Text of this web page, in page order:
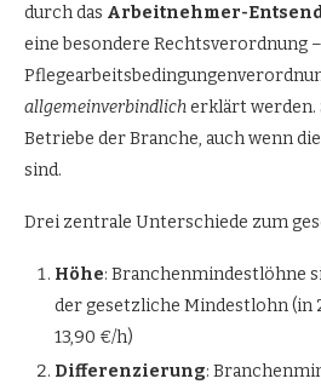
durch das Arbeitnehmer-
eine besondere Rechtsverordnung –
allgemeinverbindlicherklärt werden.
Betriebe der Branche, auch wenn
sind.
Drei zentrale Unterschiede zum
Höhe: Branchenmindestlöhne
der gesetzliche Mindestlohn (in
13,90 €/h)
Differenzierung: